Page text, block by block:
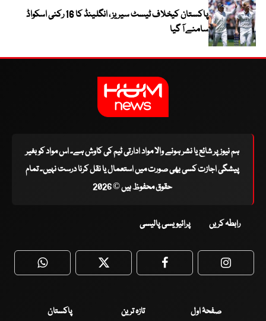
پاکستان کیخلاف ٹیسٹ سیریز ، انگلینڈ کا 16 رکنی اسکواڈ
سامنے آ گیا
ہم نیوز پر شائع یا نشر ہونے والا مواد ادارتی ٹیم کی کاوش ہے۔ اس مواد کو بغیر
پیشگی اجازت کسی بھی صورت میں استعمال یا نقل کرنا درست نہیں۔ تمام
حقوق محفوظ ہیں © 2026
رابطہ کریں پرائیویسی پالیسی
WhatsApp Twitter Facebook
صفحۂ اول تازہ ترین
پاکستان